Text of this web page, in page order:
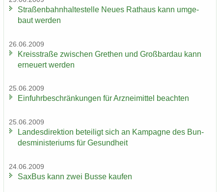
Stra­ßen­bahn­hal­te­stel­le Neues Rat­haus kann um­ge­
baut wer­den
26.06.2009
Kreis­stra­ße zwi­schen Gre­then und Groß­bardau kann
er­neu­ert wer­den
25.06.2009
Ein­fuhr­be­schrän­kun­gen für Arz­nei­mit­tel be­ach­ten
25.06.2009
Lan­des­di­rek­ti­on be­tei­ligt sich an Kam­pa­gne des Bun­
des­mi­nis­te­ri­ums für Ge­sund­heit
24.06.2009
Sax­Bus kann zwei Busse kau­fen